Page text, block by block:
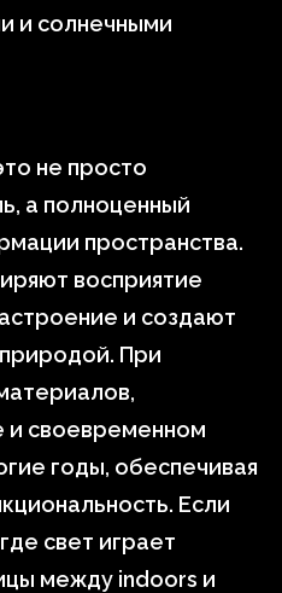
и солнечными
не просто
а полноценный
пространства.
восприятие
и создают
При
и своевременном
годы, обеспечивая
Если
свет играет
между indoors и